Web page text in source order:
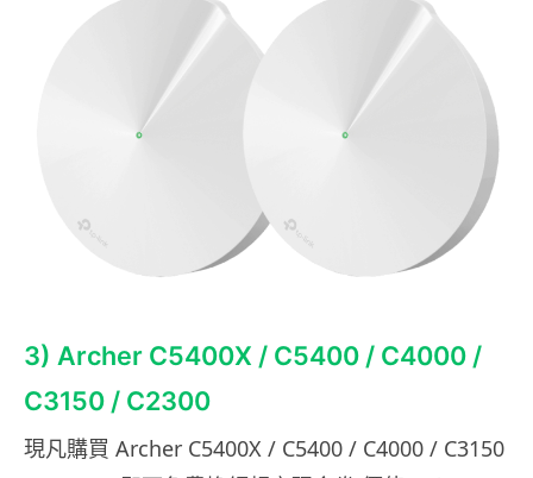
3) Archer C5400X / C5400 / C4000 /
C3150 / C2300
現凡購買 Archer C5400X / C5400 / C4000 / C3150